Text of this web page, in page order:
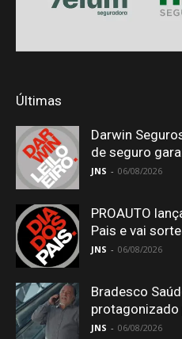
Últimas
Darwin
de seguro
JNS - 06/08/2026
PROAUTO
Pais e vai
JNS - 06/08/2026
Bradesco
protagonizado
JNS - 06/08/2026